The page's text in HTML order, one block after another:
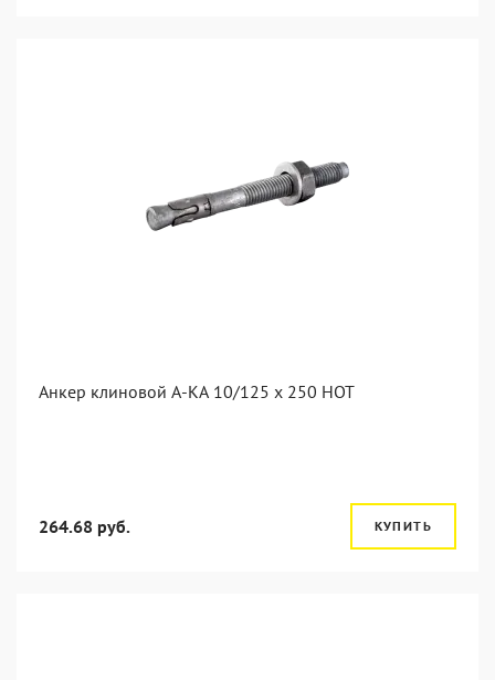
Анкер клиновой А-КА 10/125 x 250 HOT
264.68 руб. КУПИТЬ